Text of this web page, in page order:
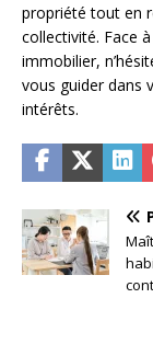
propriété tout en
collectivité. Face
immobilier,
vous guider dans
intérêts.